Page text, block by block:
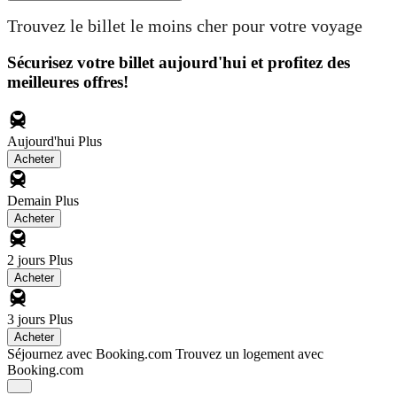
Trouvez le billet le moins cher pour votre voyage
Sécurisez votre billet aujourd'hui et profitez des
meilleures offres!
Aujourd'hui Plus
Acheter
Demain Plus
Acheter
2 jours Plus
Acheter
3 jours Plus
Acheter
Séjournez avec Booking.com Trouvez un logement avec
Booking.com